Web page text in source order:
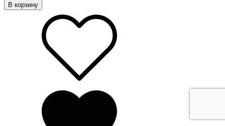
В корзину